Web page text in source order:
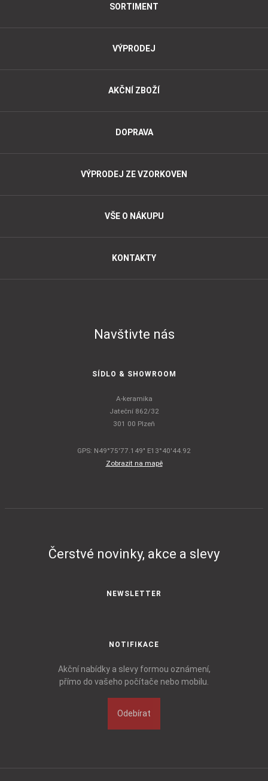
SORTIMENT
VÝPRODEJ
AKČNÍ ZBOŽÍ
DOPRAVA
VÝPRODEJ ZE VZORKOVEN
VŠE O NÁKUPU
KONTAKTY
Navštivte nás
SÍDLO & SHOWROOM
A-keramika
Jateční 862/32
301 00 Plzeň
GPS: N49°75'77.149" E13°40'44.92
Zobrazit na mapě
Čerstvé novinky, akce a slevy
NEWSLETTER
NOTIFIKACE
Akční nabídky a slevy formou oznámení,
přímo do vašeho počítače nebo mobilu.
Odebírat